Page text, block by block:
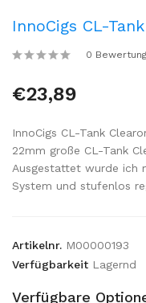
InnoCigs CL-
0
€23,89
InnoCigs CL-Tank
22mm große CL-Tank
Ausgestattet wurde ich
System und stufenlos
Artikelnr. M00000193
Verfügbarkeit Lagernd
Verfügbare